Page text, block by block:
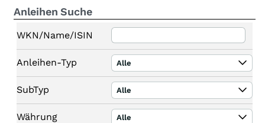
Anleihen Suche
WKN/Name/ISIN
Anleihen-Typ Alle
SubTyp Alle
Währung Alle